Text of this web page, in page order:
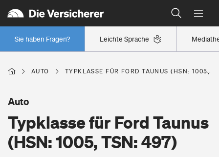
Leichte Sprache
Sie haben Fragen?
Wer versichert was: Jetzt Versicherer finden
Regionalklassen: So ist Ihre Region eingestuft
Wer versichert was: Jetzt Versicherer finden
Berufsunfähigkeitsversicherung
Erwerbsunfähigkeitsversicherung
Wohnen
AUTO TYPKLASSE FÜR FORD TAUNUS (HSN: 1005,
Typklasse für Ford Taunus
(HSN: 1005, TSN: 497)
Auto